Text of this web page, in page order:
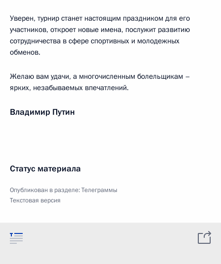
Уверен, турнир станет настоящим праздником для его
участников, откроет новые имена, послужит развитию
сотрудничества в сфере спортивных и молодежных
обменов.
Желаю вам удачи, а многочисленным болельщикам –
ярких, незабываемых впечатлений.
Владимир Путин
Статус материала
Опубликован в разделе:Телеграммы
Текстовая версия